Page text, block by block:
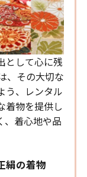
として心に残
、その大切な
う、レンタル
着物を提供し
、着心地や品
絹の着物